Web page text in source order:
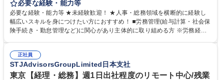
任せいたします。将来は総務・採用・教育業務へ守備範囲を広げ、組織運
営を支えるゼネラリストをめざせます。 ・初期業務：労働時間管理、給与
計算、社会保険対応、福利厚生管理、安全衛生、健康経営推進等をお任せ
します。ご経験に応じて、休職者管理など、幅広く経験を積んでいただき
幅広く経験を積みたい意欲がある方に最適な環境です。 募集職種 【総
務・人事】未経験歓迎/日立グループ/組織運営を支えるゼネラリストを目
指す
必要な経験・能力等
必要な経験・能力等 ★未経験歓迎！ ★人事・総務領域を横断的に経験し
幅広いスキルを身につけたい方におすすめ！ ■労務管理(給与計算・社会保
険手続き・勤怠管理など)に関心があり主体的に取り組める方 ※労務経験
のご経験 ■労務管理（給与計算・社会保険手続き・勤怠管理など）の経験
■衛生管理者の資格をお持ちの方 学歴・資格 学歴：大学院 大学 高専 短大
専修学校 高校 語学力： 資格：
正社員
STJAdvisorsGroupLimited日本支社
東京【経理・総務】週1日出社程度のリモート中心/残業